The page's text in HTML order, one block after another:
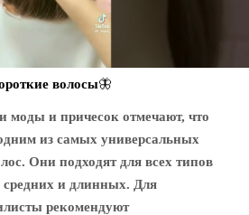
волосы🦋
моды и причесок отмечают, что
из самых универсальных
Они подходят для всех типов
и длинных. Для
рекомендуют